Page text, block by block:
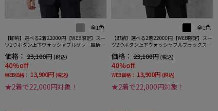
全1色
【即納】選べる2着22000円【WEB限定】スー
ツ2つボタン上下ウォッシャブルグレー織柄無
価格： 23,100円 (税込)
40%off
WEB価格： 13,900円 (税込)
★2着で22,000円対象！
全1色
【即納】選べる2着22000円【WEB限定】スー
ツ2つボタン上下ウォッシャブルブラックスト
価格： 23,100円 (税込)
40%off
WEB価格： 13,900円 (税込)
★2着で22,000円対象！